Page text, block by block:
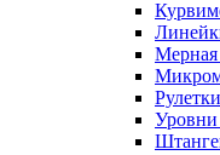
Мерная
Уровни